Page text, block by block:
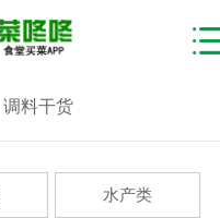
调料干货
水产类